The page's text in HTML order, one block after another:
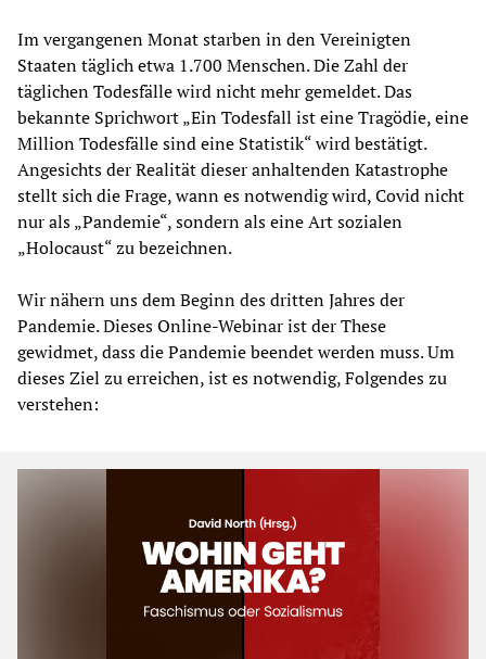
Im vergangenen Monat starben in den Vereinigten
Staaten täglich etwa 1.700 Menschen. Die Zahl der
täglichen Todesfälle wird nicht mehr gemeldet. Das
bekannte Sprichwort „Ein Todesfall ist eine Tragödie, eine
Million Todesfälle sind eine Statistik“ wird bestätigt.
Angesichts der Realität dieser anhaltenden Katastrophe
stellt sich die Frage, wann es notwendig wird, Covid nicht
nur als „Pandemie“, sondern als eine Art sozialen
„Holocaust“ zu bezeichnen.
Wir nähern uns dem Beginn des dritten Jahres der
Pandemie. Dieses Online-Webinar ist der These
gewidmet, dass die Pandemie beendet werden muss. Um
dieses Ziel zu erreichen, ist es notwendig, Folgendes zu
verstehen: